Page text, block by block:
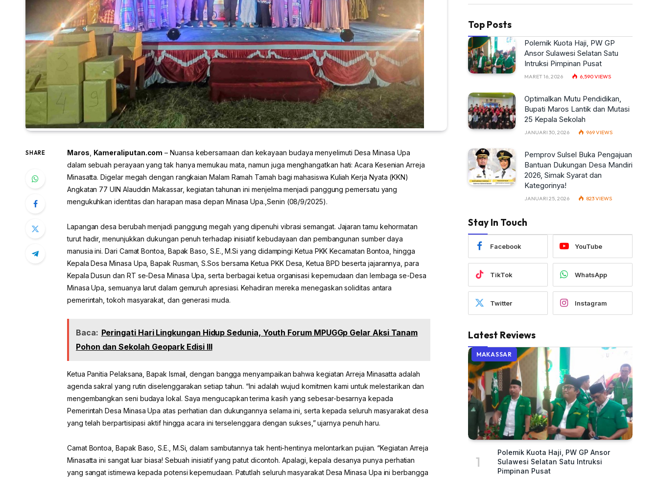
SHARE Maros Kameraliputan.com – Nuansa kebersamaan dan kekayaan budaya menyelimuti Desa Minasa Upa
dalam sebuah perayaan yang tak hanya memukau mata, namun juga menghangatkan hati: Acara Kesenian Arreja
Minasatta. Digelar megah dengan rangkaian Malam Ramah Tamah bagi mahasiswa Kuliah Kerja Nyata (KKN)
Angkatan 77 UIN Alauddin Makassar, kegiatan tahunan ini menjelma menjadi panggung pemersatu yang
mengukuhkan identitas dan harapan masa depan Minasa Upa.,Senin (08/9/2025).
Lapangan desa berubah menjadi panggung megah yang dipenuhi vibrasi semangat. Jajaran tamu kehormatan
turut hadir, menunjukkan dukungan penuh terhadap inisiatif kebudayaan dan pembangunan sumber daya
manusia ini. Dari Camat Bontoa, Bapak Baso, S.E., M.Si yang didampingi Ketua PKK Kecamatan Bontoa, hingga
Kepala Desa Minasa Upa, Bapak Rusman, S.Sos bersama Ketua PKK Desa, Ketua BPD beserta jajarannya, para
Kepala Dusun dan RT se-Desa Minasa Upa, serta berbagai ketua organisasi kepemudaan dan lembaga se-Desa
Minasa Upa, semuanya larut dalam gemuruh apresiasi. Kehadiran mereka menegaskan soliditas antara
pemerintah, tokoh masyarakat, dan generasi muda.
Baca: Peringati Hari Lingkungan Hidup Sedunia, Youth Forum MPUGGp Gelar Aksi Tanam
Pohon dan Sekolah Geopark Edisi III
Ketua Panitia Pelaksana, Bapak Ismail, dengan bangga menyampaikan bahwa kegiatan Arreja Minasatta adalah
agenda sakral yang rutin diselenggarakan setiap tahun. “Ini adalah wujud komitmen kami untuk melestarikan dan
mengembangkan seni budaya lokal. Saya mengucapkan terima kasih yang sebesar-besarnya kepada
Pemerintah Desa Minasa Upa atas perhatian dan dukungannya selama ini, serta kepada seluruh masyarakat desa
yang telah berpartisipasi aktif hingga acara ini terselenggara dengan sukses,” ujarnya penuh haru.
Camat Bontoa, Bapak Baso, S.E., M.Si, dalam sambutannya tak henti-hentinya melontarkan pujian. “Kegiatan Arreja
Minasatta ini sangat luar biasa! Sebuah inisiatif yang patut dicontoh. Apalagi, kepala desanya punya perhatian
yang sangat istimewa kepada potensi kepemudaan. Patutlah seluruh masyarakat Desa Minasa Upa ini berbangga
Top Posts
Polemik Kuota Haji, PW GP
Ansor Sulawesi Selatan Satu
Intruksi Pimpinan Pusat
MARET 16, 2026 6,590VIEWS
Optimalkan Mutu Pendidikan,
Bupati Maros Lantik dan Mutasi
25 Kepala Sekolah
JANUARI 30, 2026 969VIEWS
Pemprov Sulsel Buka Pengajuan
Bantuan Dukungan Desa Mandiri
2026, Simak Syarat dan
Kategorinya!
JANUARI 25, 2026 823VIEWS
Stay In Touch
Facebook YouTube
TikTok WhatsApp
Twitter Instagram
Latest Reviews
MAKASSAR
Polemik Kuota Haji, PW GP Ansor
Sulawesi Selatan Satu Intruksi
Pimpinan Pusat